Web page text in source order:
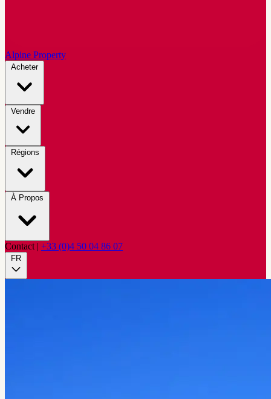
Alpine Property
Acheter
Vendre
Régions
À Propos
Contact | +33 (0)4 50 04 86 07
FR